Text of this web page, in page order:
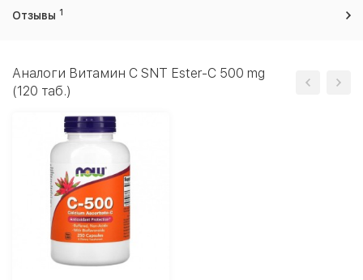
Отзывы 1
Аналоги Витамин C SNT Ester-C 500 mg
(120 таб.)